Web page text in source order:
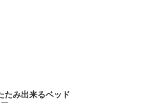
たみ出来るベッド